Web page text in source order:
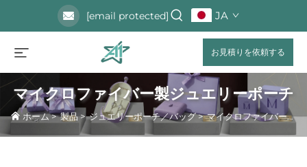
[email protected] JA
お見積りを依頼する
マイクロファイバー製ジュエリーポーチ
ホーム>製品>ジュエリーポーチ／バッグ>マイクロファイバー製ジュエリーポーチ